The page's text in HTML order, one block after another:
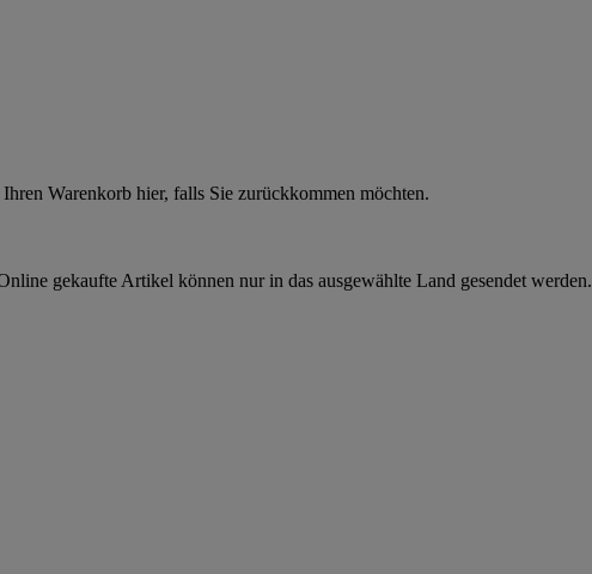
Warenkorb hier, falls Sie zurückkommen möchten.
gekaufte Artikel können nur in das ausgewählte Land gesendet werden.